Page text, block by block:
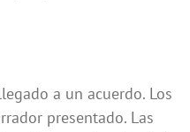
a un acuerdo. Los
presentado. Las